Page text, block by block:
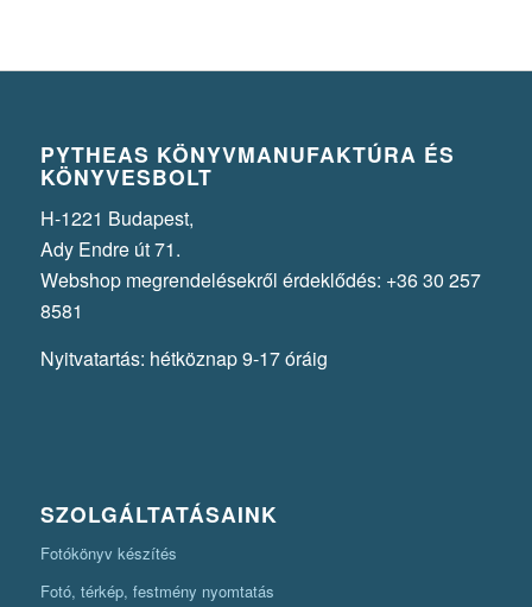
PYTHEAS KÖNYVMANUFAKTÚRA ÉS
KÖNYVESBOLT
H-1221 Budapest,
Ady Endre út 71.
Webshop megrendelésekről érdeklődés: +36 30 257
8581
Nyitvatartás: hétköznap 9-17 óráig
SZOLGÁLTATÁSAINK
Fotókönyv készítés
Fotó, térkép, festmény nyomtatás